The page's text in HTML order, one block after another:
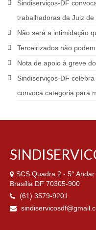
Sindiserviços-DF
trabalhadoras da Juiz
Não será a intimidação
Terceirizados não
Nota de apoio à greve
Sindiserviços-DF
convoca categoria para
SCS Quadra 2 - 5°
Brasília DF 70305-900
(61) 3579-9201